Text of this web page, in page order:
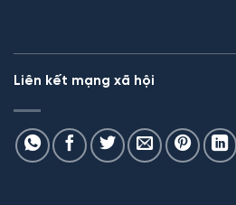
Liên kết mạng xã hội